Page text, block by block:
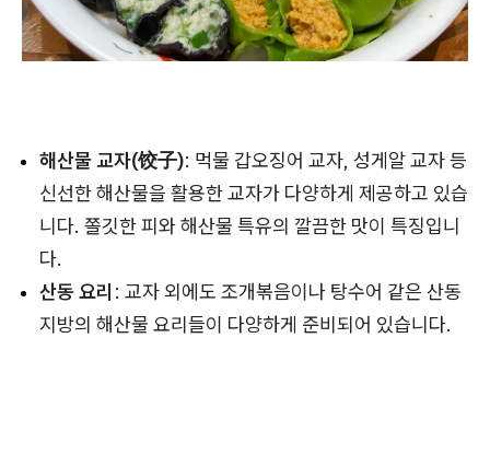
해산물 교자(饺子): 먹물 갑오징어 교자, 성게알 교자 등
신선한 해산물을 활용한 교자가 다양하게 제공하고 있습
니다. 쫄깃한 피와 해산물 특유의 깔끔한 맛이 특징입니
다.
산동 요리 : 교자 외에도 조개볶음이나 탕수어 같은 산동
지방의 해산물 요리들이 다양하게 준비되어 있습니다.